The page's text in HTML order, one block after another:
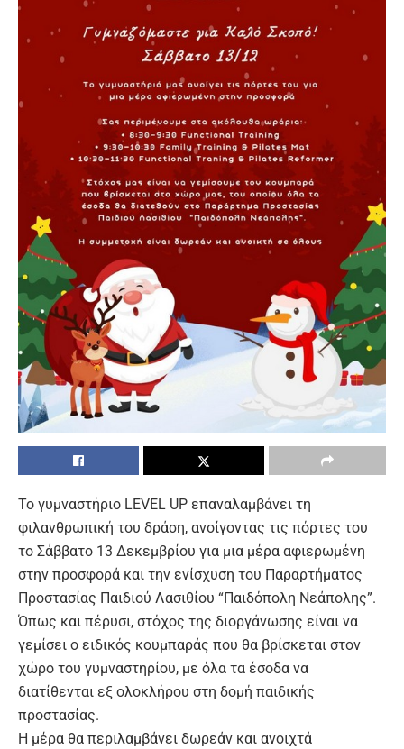
Το γυμναστήριο LEVEL UP επαναλαμβάνει τη
φιλανθρωπική του δράση, ανοίγοντας τις πόρτες του
το Σάββατο 13 Δεκεμβρίου για μια μέρα αφιερωμένη
στην προσφορά και την ενίσχυση του Παραρτήματος
Προστασίας Παιδιού Λασιθίου “Παιδόπολη Νεάπολης”.
Όπως και πέρυσι, στόχος της διοργάνωσης είναι να
γεμίσει ο ειδικός κουμπαράς που θα βρίσκεται στον
χώρο του γυμναστηρίου, με όλα τα έσοδα να
διατίθενται εξ ολοκλήρου στη δομή παιδικής
προστασίας.
Η μέρα θα περιλαμβάνει δωρεάν και ανοιχτά